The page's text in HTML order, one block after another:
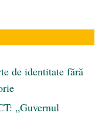
de identitate fără
„Guvernul